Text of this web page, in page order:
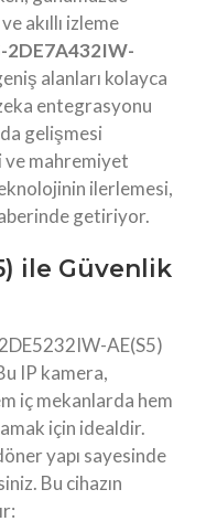
akıllı izleme
2DE7A432IW-
alanları kolayca
entegrasyonu
gelişmesi
ve mahremiyet
ilerlemesi,
getiriyor.
ile Güvenlik
AE(S5)
IP kamera,
iç mekanlarda hem
için idealdir.
yapı sayesinde
Bu cihazın